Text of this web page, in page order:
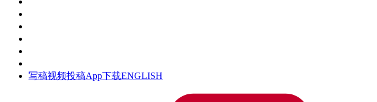
写稿视频投稿App下载ENGLISH